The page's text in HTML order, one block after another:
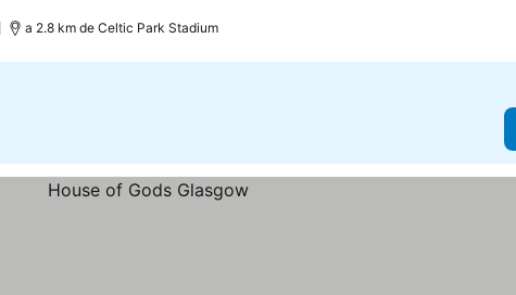
a 2.8 km de Celtic Park Stadium